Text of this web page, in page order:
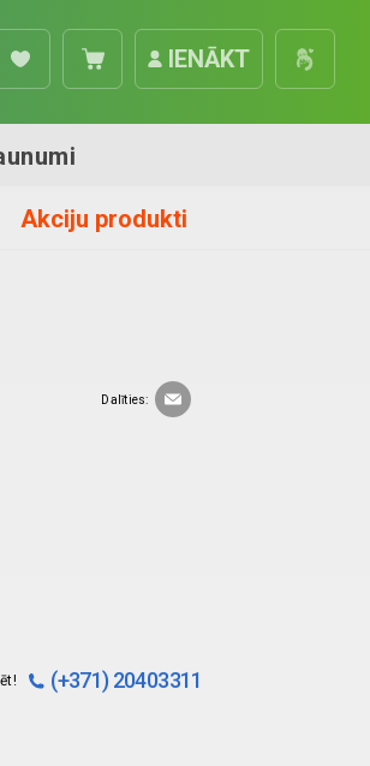
IENĀKT
Akciju produkti
Dalīties:
(+371) 20403311